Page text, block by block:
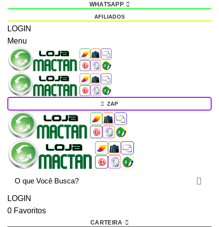
WHATSAPP
AFILIADOS
LOGIN
Menu
ZAP
LOGIN
0 Favoritos
CARTEIRA